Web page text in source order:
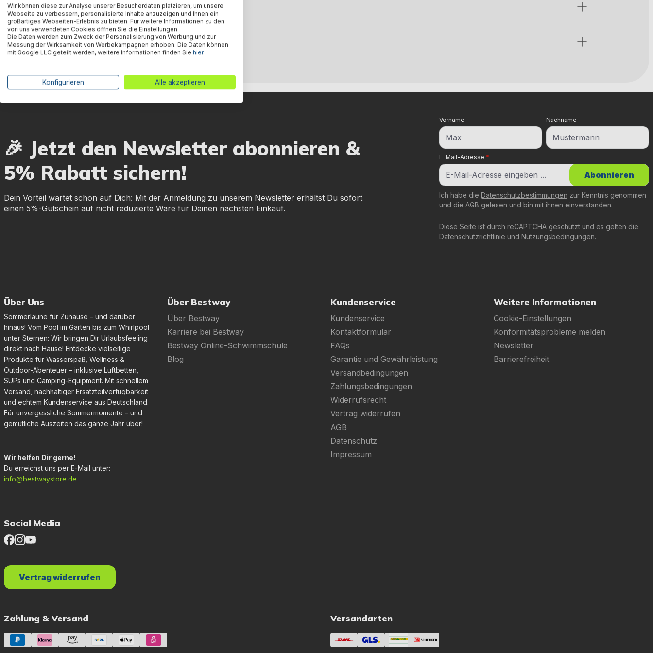
Warnhinweise
Herstellerinformation
🎉 Jetzt den Newsletter abonnieren &
5% Rabatt sichern!
Dein Vorteil wartet schon auf Dich: Mit der Anmeldung zu unserem Newsletter erhältst Du sofort
einen 5%-Gutschein auf nicht reduzierte Ware für Deinen nächsten Einkauf.
E-Mail-Adresse *
Vorname Nachname
Diese Seite ist durch reCAPTCHA geschützt und es gelten die
Datenschutzrichtlinie und Nutzungsbedingungen.
Ich habe die Datenschutzbestimmungen zur Kenntnis genommen
und die AGB gelesen und bin mit ihnen einverstanden.
Abonnieren
Über Uns
Sommerlaune für Zuhause – und darüber
hinaus! Vom Pool im Garten bis zum Whirlpool
unter Sternen: Wir bringen Dir Urlaubsfeeling
direkt nach Hause! Entdecke vielseitige
Produkte für Wasserspaß, Wellness &
Outdoor-Abenteuer – inklusive Luftbetten,
SUPs und Camping-Equipment. Mit schnellem
Versand, nachhaltiger Ersatzteilverfügbarkeit
und echtem Kundenservice aus Deutschland.
Für unvergessliche Sommermomente – und
gemütliche Auszeiten das ganze Jahr über!
Wir helfen Dir gerne!
Du erreichst uns per E-Mail unter:
info@bestwaystore.de
Über Bestway
Über Bestway
Karriere bei Bestway
Bestway Online-Schwimmschule
Blog
Kundenservice
Kundenservice
Kontaktformular
FAQs
Garantie und Gewährleistung
Versandbedingungen
Zahlungsbedingungen
Widerrufsrecht
Vertrag widerrufen
AGB
Datenschutz
Impressum
Weitere Informationen
Cookie-Einstellungen
Konformitätsprobleme melden
Newsletter
Barrierefreiheit
Social Media
Zahlung & Versand Versandarten
Vertrag widerrufen
Wir können diese zur Analyse unserer Besucherdaten platzieren, um unsere
Webseite zu verbessern, personalisierte Inhalte anzuzeigen und Ihnen ein
großartiges Webseiten-Erlebnis zu bieten. Für weitere Informationen zu den
von uns verwendeten Cookies öffnen Sie die Einstellungen.
Die Daten werden zum Zweck der Personalisierung von Werbung und zur
Messung der Wirksamkeit von Werbekampagnen erhoben. Die Daten können
mit Google LLC geteilt werden, weitere Informationen finden Sie hier.
Konfigurieren Alle akzeptieren